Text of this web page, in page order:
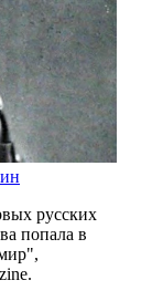
русских
попала в